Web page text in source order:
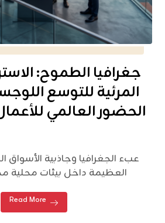
جغرافيا الطموح:
المرئية للتوسع
الحضور العالمي
عبء الجغرافيا وجاذبية الأسواق
العظيمة داخل بيئات محلية
Read More